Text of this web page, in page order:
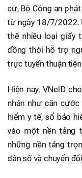
cư, Bộ Công an
từ ngày 18/7/2022.
thế nhiều loại giấy
đồng thời hỗ trợ
trực tuyến thuận
Hiện nay, VNeID
nhân như căn
hiểm y tế, sổ bảo
vào một nền tảng
những nền tảng
dân số và chuyển